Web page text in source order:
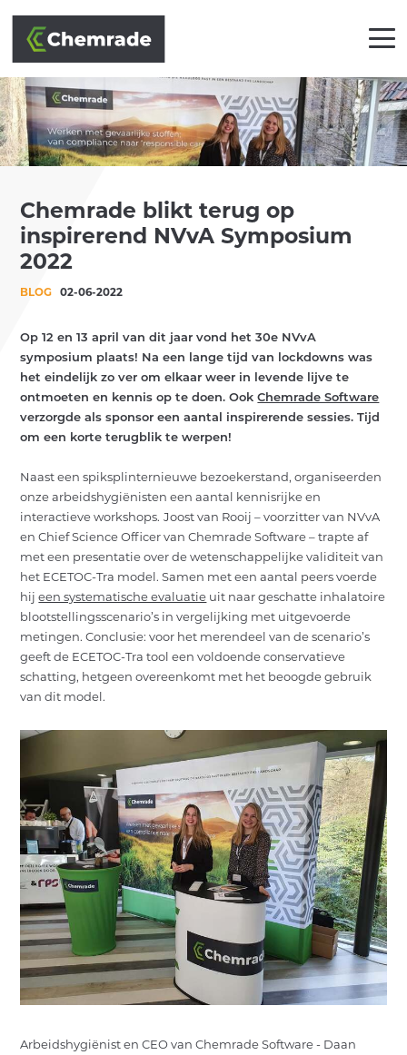
Chemrade blikt terug op
inspirerend NVvA Symposium
2022
BLOG 02-06-2022
Op 12 en 13 april van dit jaar vond het 30e NVvA
symposium plaats! Na een lange tijd van lockdowns was
het eindelijk zo ver om elkaar weer in levende lijve te
ontmoeten en kennis op te doen. OokChemrade Software
verzorgde als sponsor een aantal inspirerende sessies. Tijd
om een korte terugblik te werpen!
Naast een spiksplinternieuwe bezoekerstand, organiseerden
onze arbeidshygiënisten een aantal kennisrijke en
interactieve workshops. Joost van Rooij – voorzitter van NVvA
en Chief Science Officer van Chemrade Software – trapte af
met een presentatie over de wetenschappelijke validiteit van
het ECETOC-Tra model. Samen met een aantal peers voerde
hijeen systematische evaluatie uit naar geschatte inhalatoire
blootstellingsscenario’s in vergelijking met uitgevoerde
metingen. Conclusie: voor het merendeel van de scenario’s
geeft de ECETOC-Tra tool een voldoende conservatieve
schatting, hetgeen overeenkomt met het beoogde gebruik
van dit model.
Arbeidshygiënist en CEO van Chemrade Software - Daan
OPLOSSINGEN
BRANCHES
AANPAK
PARTNERS
KLANTEN
ACADEMY
OVER ONS
ACTUEEL
CONTACT
INLOGGEN